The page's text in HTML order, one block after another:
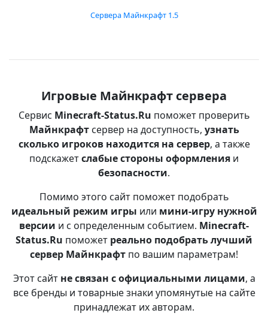
Сервера Майнкрафт 1.5
Игровые Майнкрафт сервера
Сервис Minecraft-Status.Ru поможет проверить
Майнкрафтсервер на доступность, узнать
сколько игроков находится на сервер, а также
подскажетслабые стороны оформления и
безопасности.
Помимо этого сайт поможет подобрать
идеальный режим игры или мини-игру нужной
версии и с определенным событием. Minecraft-
Status.Ru поможет реально подобрать лучший
сервер Майнкрафт по вашим параметрам!
Этот сайт не связан с официальными лицами, а
все бренды и товарные знаки упомянутые на сайте
принадлежат их авторам.